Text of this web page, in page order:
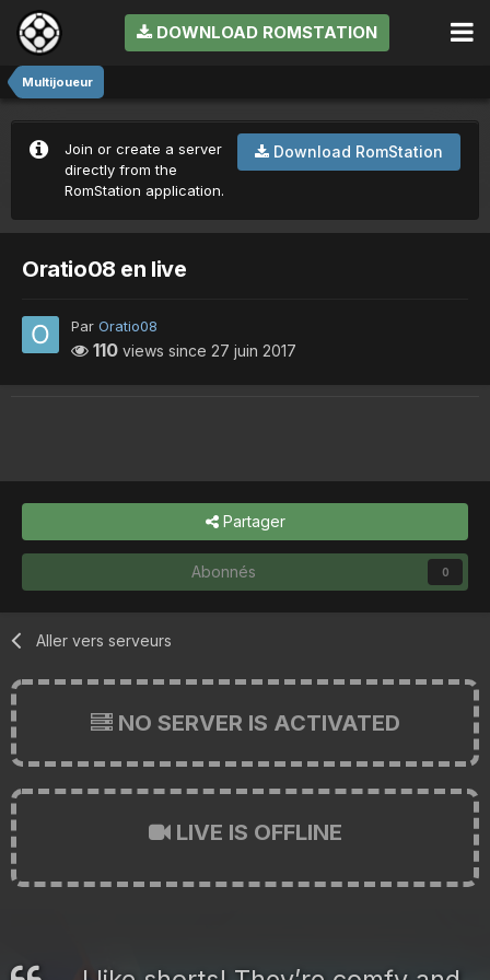
DOWNLOAD ROMSTATION
Multijoueur
Download RomStation
Join or create a server
directly from the
RomStation application.
Oratio08 en live
Par Oratio08
110 views since 27 juin 2017
Partager
Abonnés 0
Aller vers serveurs
NO SERVER IS ACTIVATED
LIVE IS OFFLINE